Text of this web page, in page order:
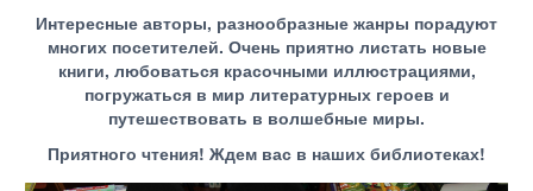
Интересные авторы, разнообразные жанры порадуют
многих посетителей. Очень приятно листать новые
книги, любоваться красочными иллюстрациями,
погружаться в мир литературных героев и
путешествовать в волшебные миры.
Приятного чтения! Ждем вас в наших библиотеках!